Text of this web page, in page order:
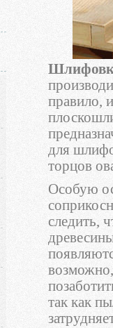
правило,
для
торцов
Особую
следить,
так как